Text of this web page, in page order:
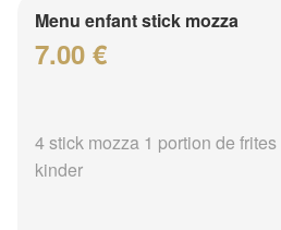
Menu enfant stick mozza
7.00 €
4 stick mozza 1 portion de
kinder